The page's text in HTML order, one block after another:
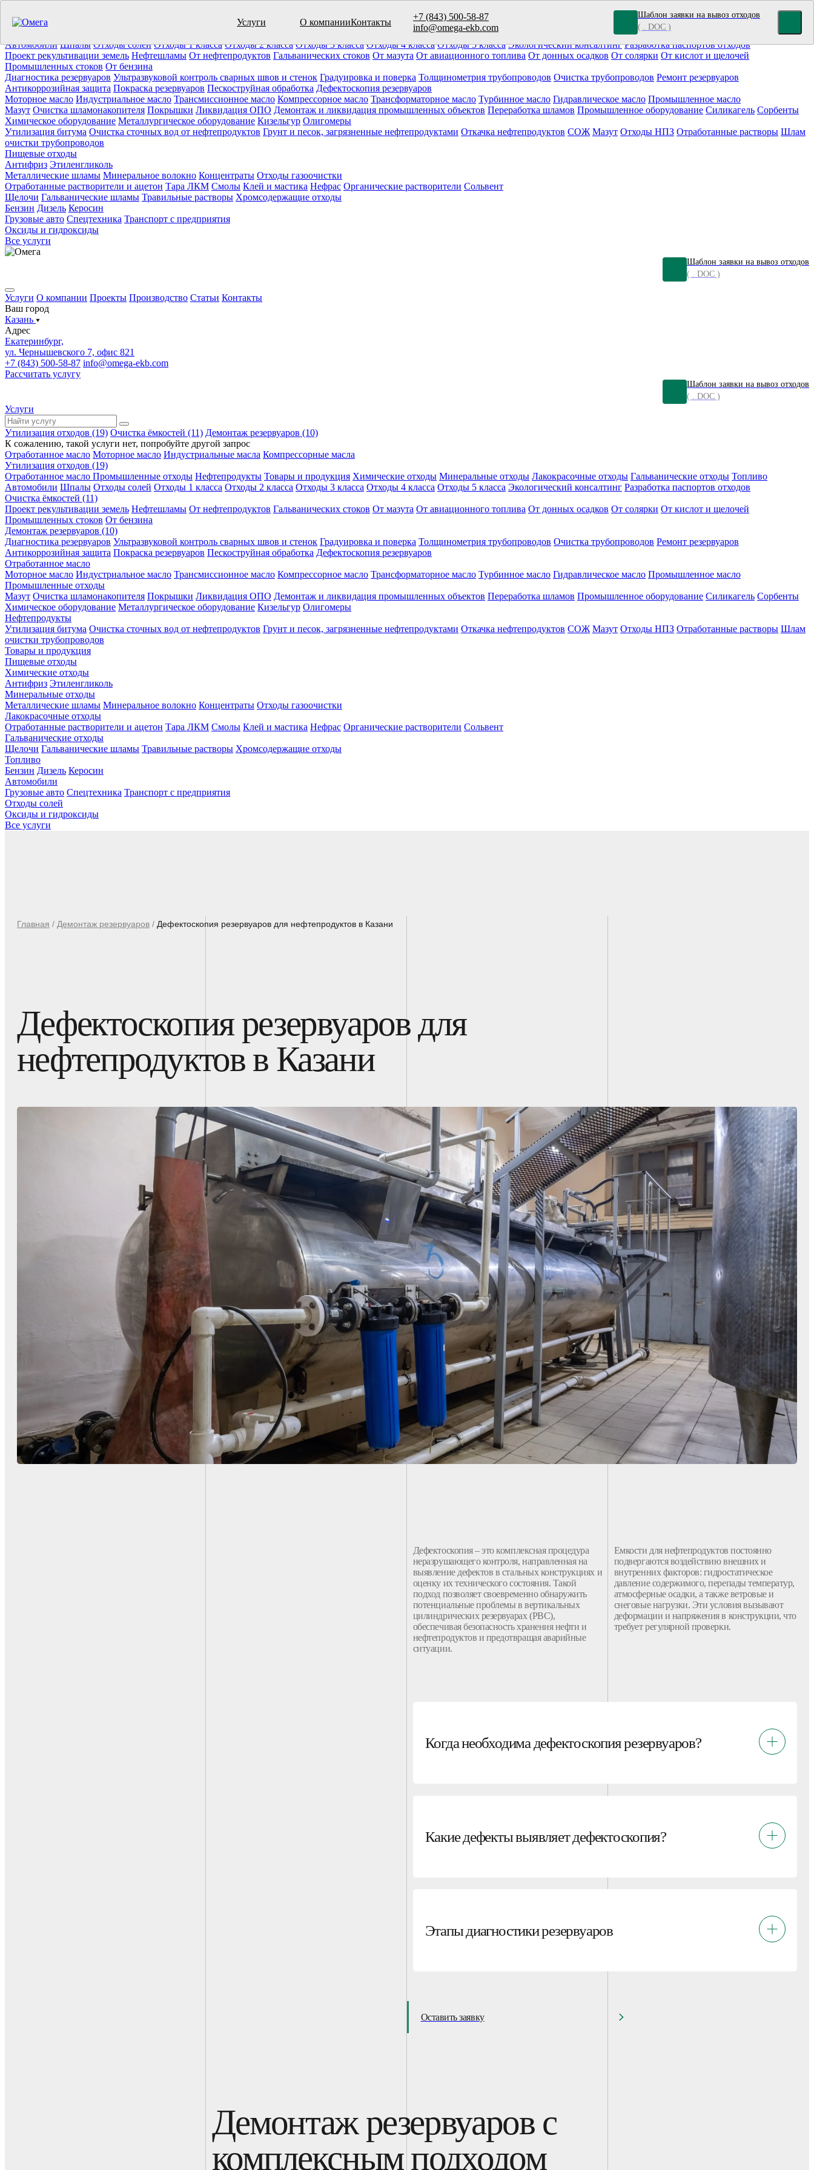
Услуги О компанииКонтакты
+7 (843) 500-58-87
info@omega-ekb.com
Шаблон заявки на вывоз отходов
( . DOC )
Утилизация отходов (19)
Демонтаж резервуаров (10)
Химические отходы Минеральные отходы Лакокрасочные отходы Гальванические отходы
Автомобили Шпалы Отходы солей Отходы 1 класса Отходы 2 класса Отходы 3 класса Отходы 4 класса Отходы 5 класса Экологический консалтинг Разработка паспортов отходов
Проект рекультивации земель Нефтешламы От нефтепродуктов Гальванических стоков От мазута От авиационного топлива От донных осадков От солярки От кислот и щелочей
Промышленных стоков От бензина
Диагностика резервуаров Ультразвуковой контроль сварных швов и стенок Градуировка и поверка Толщинометрия трубопроводов Очистка трубопроводов Ремонт резервуаров
Антикоррозийная защита Покраска резервуаров Пескоструйная обработка Дефектоскопия резервуаров
Моторное масло Индустриальное масло Трансмиссионное масло Компрессорное масло Трансформаторное масло Турбинное масло Гидравлическое масло Промышленное масло
Мазут Очистка шламонакопителя Покрышки Ликвидация ОПО Демонтаж и ликвидация промышленных объектов Переработка шламов Промышленное оборудование Силикагель Сорбенты
Химическое оборудование Металлургическое оборудование Кизельгур Олигомеры
Утилизация битума Очистка сточных вод от нефтепродуктов Грунт и песок, загрязненные нефтепродуктами Откачка нефтепродуктов СОЖ Мазут Отходы НПЗ Отработанные растворы Шлам
очистки трубопроводов
Пищевые отходы
Антифриз Этиленгликоль
Металлические шламы Минеральное волокно Концентраты Отходы газоочистки
Отработанные растворители и ацетон Тара ЛКМ Смолы Клей и мастика Нефрас Органические растворители Сольвент
Щелочи Гальванические шламы Травильные растворы Хромсодержащие отходы
Бензин Дизель Керосин
Грузовые авто Спецтехника Транспорт с предприятия
Оксиды и гидроксиды
Все услуги
Шаблон заявки на вывоз отходов
( . DOC )
Услуги О компании Проекты Производство Статьи Контакты
Ваш город
Казань
Адрес
Екатеринбург,
ул. Чернышевского 7, офис 821
+7 (843) 500-58-87 info@omega-ekb.com
Рассчитать услугу
Шаблон заявки на вывоз отходов
( . DOC )
Услуги
Утилизация отходов (19) Очистка ёмкостей (11) Демонтаж резервуаров (10)
К сожалению, такой услуги нет, попробуйте другой запрос
Отработанное масло Моторное масло Индустриальные масла Компрессорные масла
Утилизация отходов (19)
Отработанное масло Промышленные отходы Нефтепродукты Товары и продукция Химические отходы Минеральные отходы Лакокрасочные отходы Гальванические отходы Топливо
Автомобили Шпалы Отходы солей Отходы 1 класса Отходы 2 класса Отходы 3 класса Отходы 4 класса Отходы 5 класса Экологический консалтинг Разработка паспортов отходов
Очистка ёмкостей (11)
Проект рекультивации земель Нефтешламы От нефтепродуктов Гальванических стоков От мазута От авиационного топлива От донных осадков От солярки От кислот и щелочей
Промышленных стоков От бензина
Демонтаж резервуаров (10)
Диагностика резервуаров Ультразвуковой контроль сварных швов и стенок Градуировка и поверка Толщинометрия трубопроводов Очистка трубопроводов Ремонт резервуаров
Антикоррозийная защита Покраска резервуаров Пескоструйная обработка Дефектоскопия резервуаров
Отработанное масло
Моторное масло Индустриальное масло Трансмиссионное масло Компрессорное масло Трансформаторное масло Турбинное масло Гидравлическое масло Промышленное масло
Промышленные отходы
Мазут Очистка шламонакопителя Покрышки Ликвидация ОПО Демонтаж и ликвидация промышленных объектов Переработка шламов Промышленное оборудование Силикагель Сорбенты
Химическое оборудование Металлургическое оборудование Кизельгур Олигомеры
Нефтепродукты
Утилизация битума Очистка сточных вод от нефтепродуктов Грунт и песок, загрязненные нефтепродуктами Откачка нефтепродуктов СОЖ Мазут Отходы НПЗ Отработанные растворы Шлам
очистки трубопроводов
Товары и продукция
Пищевые отходы
Химические отходы
Антифриз Этиленгликоль
Минеральные отходы
Металлические шламы Минеральное волокно Концентраты Отходы газоочистки
Лакокрасочные отходы
Отработанные растворители и ацетон Тара ЛКМ Смолы Клей и мастика Нефрас Органические растворители Сольвент
Гальванические отходы
Щелочи Гальванические шламы Травильные растворы Хромсодержащие отходы
Топливо
Бензин Дизель Керосин
Автомобили
Грузовые авто Спецтехника Транспорт с предприятия
Отходы солей
Оксиды и гидроксиды
Все услуги
Главная / Демонтаж резервуаров / Дефектоскопия резервуаров для нефтепродуктов в Казани
Дефектоскопия резервуаров для
нефтепродуктов в Казани
Дефектоскопия– этокомплекснаяпроцедура
неразрушающего контроля, направленная на
выявление дефектов в стальных конструкциях и
оценку ихтехнического состояния. Такой
подход позволяет своевременно обнаружить
потенциальные проблемы ввертикальных
цилиндрических резервуарах (РВС),
обеспечиваябезопасность хранения нефти и
нефтепродуктов и предотвращая аварийные
ситуации.
Емкости длянефтепродуктов постоянно
подвергаются воздействию внешних и
внутренних факторов: гидростатическое
давление содержимого, перепады температур,
атмосферные осадки, а также ветровые и
снеговые нагрузки. Эти условия вызывают
деформации и напряжения в конструкции, что
требует регулярной проверки.
Когда необходима дефектоскопия резервуаров?
Какие дефекты выявляет дефектоскопия?
Этапы диагностики резервуаров
Оставить заявку
Демонтаж резервуаров с
комплексным подходом